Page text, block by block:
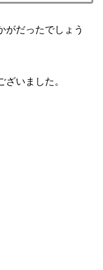
がだったでしょう
いました。